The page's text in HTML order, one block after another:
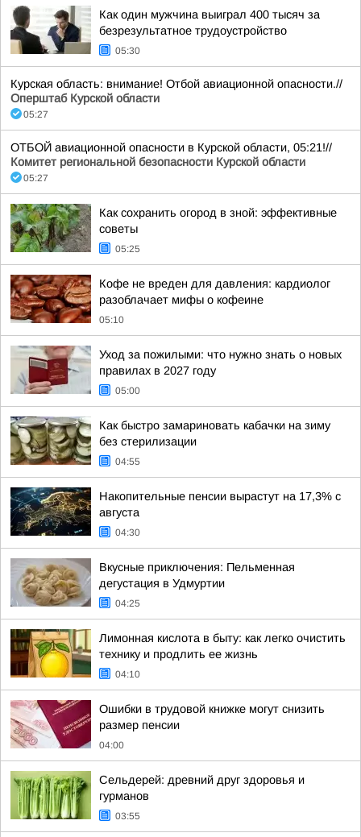
Как один мужчина выиграл 400 тысяч за
безрезультатное трудоустройство
05:30
Курская область: внимание! Отбой авиационной опасности.//
Оперштаб Курской области
05:27
ОТБОЙ авиационной опасности в Курской области, 05:21!//
Комитет региональной безопасности Курской области
05:27
Как сохранить огород в зной: эффективные
советы
05:25
Кофе не вреден для давления: кардиолог
разоблачает мифы о кофеине
05:10
Уход за пожилыми: что нужно знать о новых
правилах в 2027 году
05:00
Как быстро замариновать кабачки на зиму
без стерилизации
04:55
Накопительные пенсии вырастут на 17,3% с
августа
04:30
Вкусные приключения: Пельменная
дегустация в Удмуртии
04:25
Лимонная кислота в быту: как легко очистить
технику и продлить ее жизнь
04:10
Ошибки в трудовой книжке могут снизить
размер пенсии
04:00
Сельдерей: древний друг здоровья и
гурманов
03:55